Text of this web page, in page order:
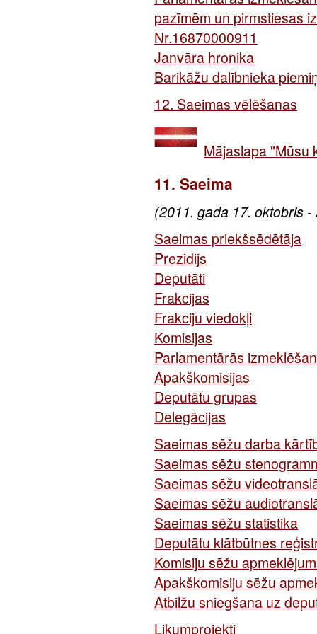
pazīmēm un pirmstiesas
Nr.16870000911
Janvāra hronika
Barikāžu dalībnieka
12. Saeimas vēlēšanas
Mājaslapa "Mūsu
11. Saeima
(2011. gada 17. oktobris
Saeimas priekšsēdētāja
Prezidijs
Deputāti
Frakcijas
Frakciju viedokļi
Komisijas
Parlamentārās
Apakškomisijas
Deputātu grupas
Delegācijas
Saeimas sēžu darba
Saeimas sēžu
Saeimas sēžu
Saeimas sēžu
Saeimas sēžu statistika
Deputātu klātbūtnes
Komisiju sēžu
Apakškomisiju sēžu
Atbilžu sniegšana uz
Likumprojekti